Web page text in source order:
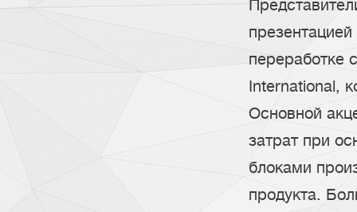
переработке
International,
Основной
затрат при
блоками
продукта.